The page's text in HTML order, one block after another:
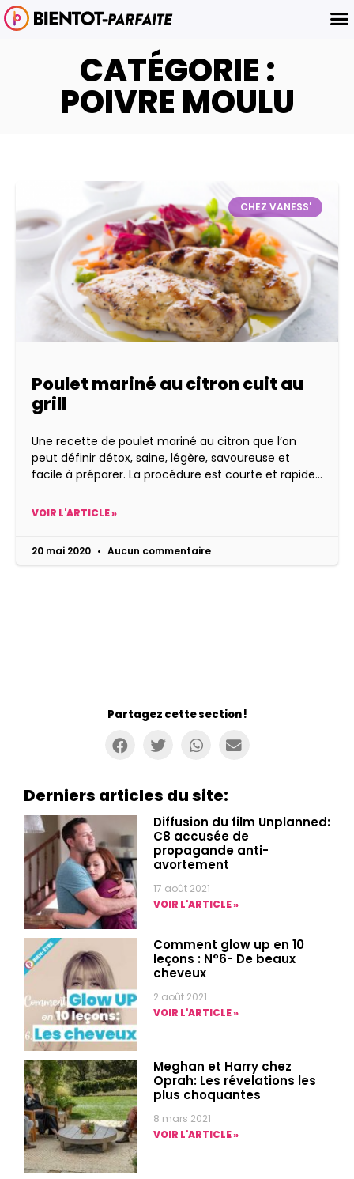
CATÉGORIE :
POIVRE MOULU
CHEZ VANESS'
Poulet mariné au citron cuit au
grill
Une recette de poulet mariné au citron que l’on
peut définir détox, saine, légère, savoureuse et
facile à préparer. La procédure est courte et rapide
VOIR L'ARTICLE »
20 mai 2020 Aucun commentaire
Partagez cette section !
Derniers articles du site:
Diffusion du film Unplanned:
C8 accusée de
propagande anti-
avortement
17 août 2021
VOIR L'ARTICLE »
Comment glow up en 10
leçons : N°6- De beaux
cheveux
2 août 2021
VOIR L'ARTICLE »
Meghan et Harry chez
Oprah: Les révelations les
plus choquantes
8 mars 2021
VOIR L'ARTICLE »